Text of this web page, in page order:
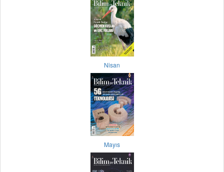
Nisan
Mayıs